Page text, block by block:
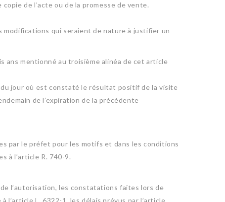
de l’acte ou de la promesse de vente.
qui seraient de nature à justifier un
ans mentionné au troisième alinéa de cet article
jour où est constaté le résultat positif de la visite
de l’expiration de la précédente
par le préfet pour les motifs et dans les conditions
à l’article R. 740-9.
de l’autorisation, les constatations faites lors de
l’article L. 6322-1, les délais prévus par l’article